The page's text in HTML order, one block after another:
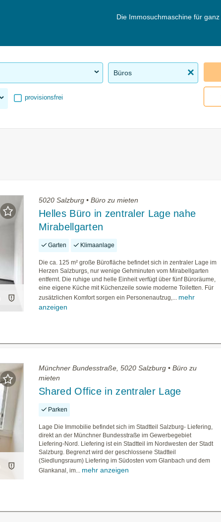
Die Immosuchmaschine für ganz
Büros
provisionsfrei
5020 Salzburg • Büro zu mieten
Helles Büro in zentraler Lage nahe
Mirabellgarten
Garten Klimaanlage
Die ca. 125 m² große Bürofläche befindet sich in zentraler Lage im
Herzen Salzburgs, nur wenige Gehminuten vom Mirabellgarten
entfernt. Die ruhige und helle Einheit verfügt über fünf Büroräume,
eine eigene Küche mit Küchenzeile sowie moderne Toiletten. Für
zusätzlichen Komfort sorgen ein Personenaufzug,... mehr
anzeigen
Münchner Bundesstraße, 5020 Salzburg • Büro zu
mieten
Shared Office in zentraler Lage
Parken
Lage Die Immobilie befindet sich im Stadtteil Salzburg- Liefering,
direkt an der Münchner Bundesstraße im Gewerbegebiet
Liefering-Nord. Liefering ist ein Stadtteil im Nordwesten der Stadt
Salzburg. Begrenzt wird der geschlossene Stadtteil
(Siedlungsraum) Liefering im Südosten vom Glanbach und dem
Glankanal, im... mehr anzeigen